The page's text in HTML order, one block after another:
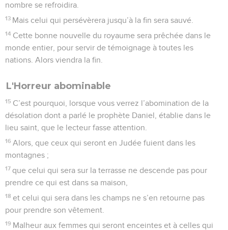
nombre se refroidira.
13 Mais celui qui persévèrera jusqu’à la fin sera sauvé.
14 Cette bonne nouvelle du royaume sera prêchée dans le
monde entier, pour servir de témoignage à toutes les
nations. Alors viendra la fin.
L'Horreur abominable
15 C’est pourquoi, lorsque vous verrez l’abomination de la
désolation dont a parlé le prophète Daniel, établie dans le
lieu saint, que le lecteur fasse attention.
16 Alors, que ceux qui seront en Judée fuient dans les
montagnes ;
17 que celui qui sera sur la terrasse ne descende pas pour
prendre ce qui est dans sa maison,
18 et celui qui sera dans les champs ne s’en retourne pas
pour prendre son vêtement.
19 Malheur aux femmes qui seront enceintes et à celles qui